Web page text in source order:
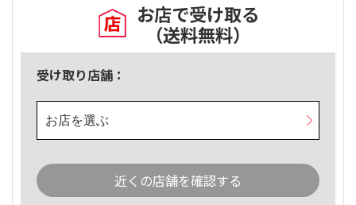
お店で受け取る
（送料無料）
受け取り店舗：
お店を選ぶ
近くの店舗を確認する